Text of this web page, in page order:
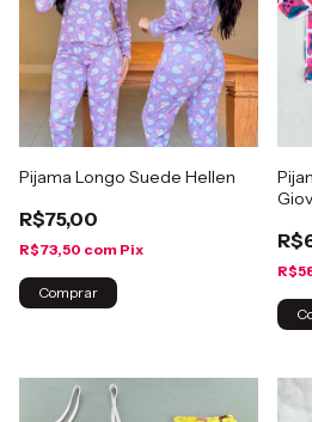
Pijama Longo Suede Hellen
R$75,00
R$73,50 com Pix
Comprar